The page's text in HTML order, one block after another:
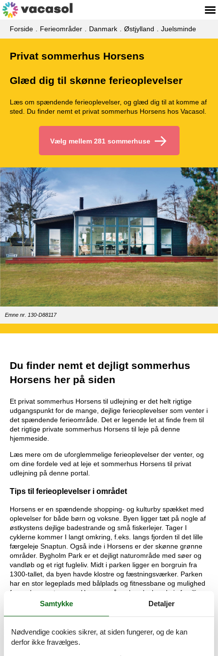
Forside Ferieområder Danmark Østjylland Juelsminde
Privat sommerhus Horsens
Glæd dig til skønne ferieoplevelser
Læs om spændende ferieoplevelser, og glæd dig til at komme af
sted. Du finder nemt et privat sommerhus Horsens hos Vacasol.
Vælg mellem 281 sommerhuse
Emne nr. 130-D88117
Du finder nemt et dejligt sommerhus
Horsens her på siden
Et privat sommerhus Horsens til udlejning er det helt rigtige
udgangspunkt for de mange, dejlige ferieoplevelser som venter i
det spændende ferieområde. Det er legende let at finde frem til
det rigtige private sommerhus Horsens til leje på denne
hjemmeside.
Læs mere om de uforglemmelige ferieoplevelser der venter, og
om dine fordele ved at leje et sommerhus Horsens til privat
udlejning på denne portal.
Tips til ferieoplevelser i området
Horsens er en spændende shopping- og kulturby spækket med
oplevelser for både børn og voksne. Byen ligger tæt på nogle af
østkystens dejlige badestrande og små fiskerlejer. Tager I
cyklerne kommer I langt omkring, f.eks. langs fjorden til det lille
færgeleje Snaptun. Også inde i Horsens er der skønne grønne
områder. Bygholm Park er et dejligt naturområde med søer og
vandløb og et rigt fugleliv. Midt i parken ligger en borgruin fra
1300-tallet, da byen havde klostre og fæstningsværker. Parken
har en stor legeplads med bålplads og fitnessbane og mulighed
for andre sportsgrene. Her er også en hundeskov, hvis familiens
firbenede medlem er med på ferie.
Horsens er en fængslende by på mere end en måde. Byens
cellerne og få fortalt om livet bag tremmer. Aqua Forum er et
moderne center med vandrutsjebaner, udspringstårne, vandfald
Samtykke Detaljer
Nødvendige cookies sikrer, at siden fungerer, og de kan
derfor ikke fravælges.